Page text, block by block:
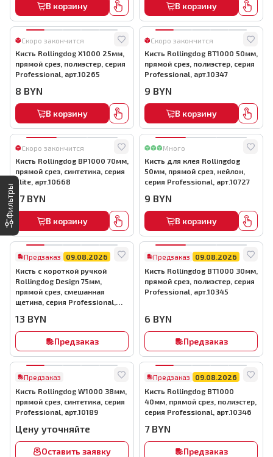
Фильтры
В корзину В корзину
Скоро закончится
Кисть Rollingdog X1000 25мм,
прямой срез, полиэстер, серия
Professional, арт.10265
8 BYN
В корзину
Скоро закончится
Кисть Rollingdog BT1000 50мм,
прямой срез, полиэстер, серия
Professional, арт.10347
9 BYN
В корзину
Скоро закончится
Кисть Rollingdog BP1000 70мм,
прямой срез, синтетика, серия
Elite, арт.10668
17 BYN
В корзину
Много
Кисть для клея Rollingdog
50мм, прямой срез, нейлон,
серия Professional, арт.10727
9 BYN
В корзину
Предзаказ
09.08.2026
Кисть с короткой ручкой
Rollingdog Design 75мм,
прямой срез, смешанная
щетина, серия Professional,
13 BYN
Предзаказ
Предзаказ
09.08.2026
Кисть Rollingdog BT1000 30мм,
прямой срез, полиэстер, серия
Professional, арт.10345
6 BYN
Предзаказ
Предзаказ
Кисть Rollingdog W1000 38мм,
прямой срез, синтетика, серия
Professional, арт.10189
Цену уточняйте
Оставить заявку
Предзаказ
09.08.2026
Кисть Rollingdog BT1000
40мм, прямой срез, полиэстер,
серия Professional, арт.10346
7 BYN
Предзаказ